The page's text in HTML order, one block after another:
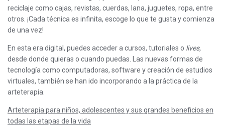
reciclaje como cajas, revistas, cuerdas, lana, juguetes, ropa, entre
otros. ¡Cada técnica es infinita, escoge lo que te gusta y comienza
de una vez!
En esta era digital, puedes acceder a cursos, tutoriales o lives,
desde donde quieras o cuando puedas. Las nuevas formas de
tecnología como computadoras, software y creación de estudios
virtuales, también se han ido incorporando a la práctica de la
arteterapia.
Arteterapia para niños, adolescentes y sus grandes beneficios en
todas las etapas de la vida